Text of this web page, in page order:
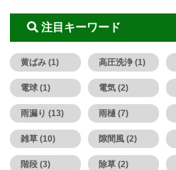
注目キーワード
黄ばみ (1) 高圧洗浄 (1)
電球 (1) 電気 (2)
雨漏り (13) 雨樋 (7)
雑草 (10) 隙間風 (2)
階段 (3) 除草 (2)